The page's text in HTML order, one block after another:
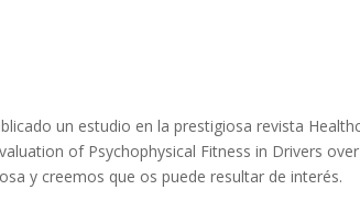
un estudio en la prestigiosa revista
of Psychophysical Fitness in Drivers
y creemos que os puede resultar de interés.